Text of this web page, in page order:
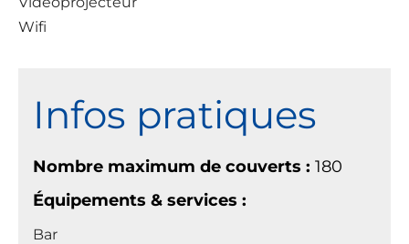
Wifi
Infos pratiques
Nombre maximum de couverts : 180
Équipements & services :
Bar